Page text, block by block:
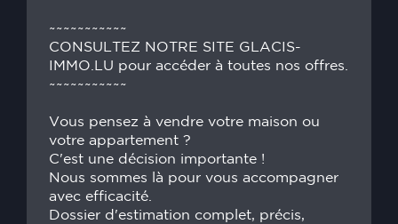
~~~~~~~~~~~
CONSULTEZ NOTRE SITE GLACIS-
IMMO.LU pour accéder à toutes nos offres.
~~~~~~~~~~~
Vous pensez à vendre votre maison ou
votre appartement ?
C'est une décision importante !
Nous sommes là pour vous accompagner
avec efficacité.
Dossier d'estimation complet, précis,